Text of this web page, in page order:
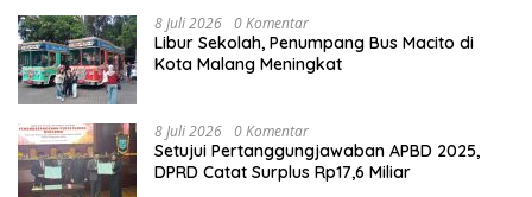
8 Juli 2026 0 Komentar
Libur Sekolah, Penumpang Bus Macito di
Kota Malang Meningkat
8 Juli 2026 0 Komentar
Setujui Pertanggungjawaban APBD 2025,
DPRD Catat Surplus Rp17,6 Miliar